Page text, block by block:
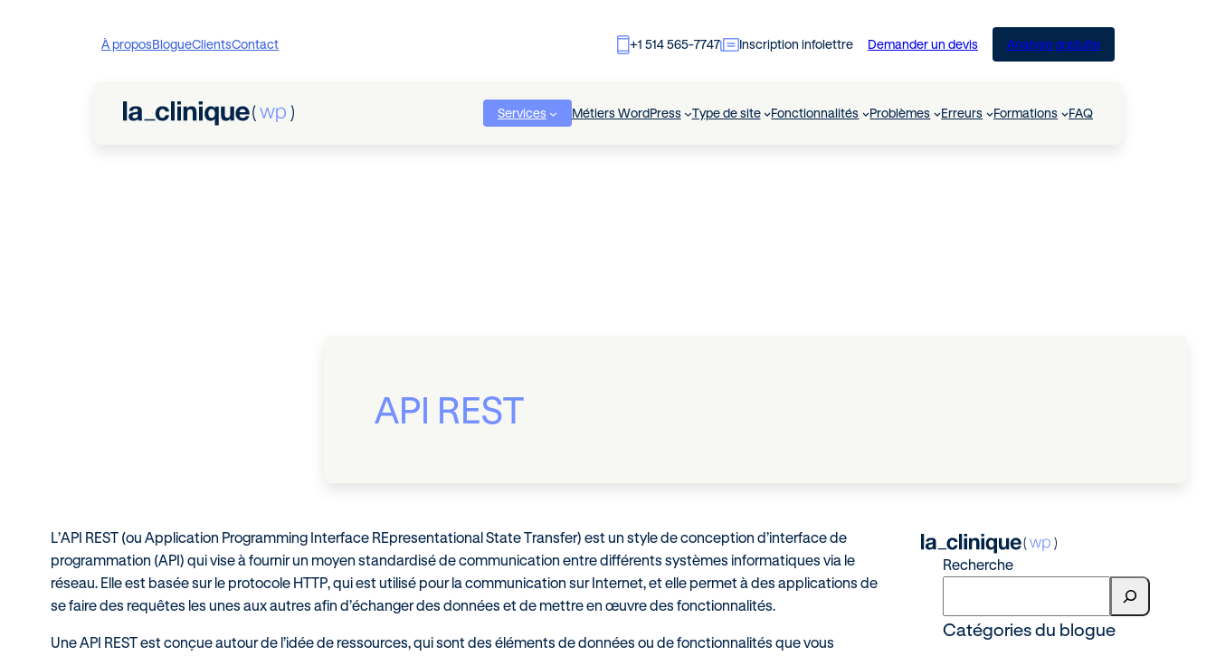
À proposBlogueClientsContact +1 514 565-7747 Inscription infolettre Demander un devis Analyse gratuite
Services Métiers WordPress Type de site Fonctionnalités Problèmes Erreurs Formations FAQ
API REST
L’API REST (ou Application Programming Interface REpresentational State Transfer) est un style de conception d’interface de
programmation (API) qui vise à fournir un moyen standardisé de communication entre différents systèmes informatiques via le
réseau. Elle est basée sur le protocole HTTP, qui est utilisé pour la communication sur Internet, et elle permet à des applications de
se faire des requêtes les unes aux autres afin d’échanger des données et de mettre en œuvre des fonctionnalités.
Une API REST est conçue autour de l’idée de ressources, qui sont des éléments de données ou de fonctionnalités que vous
Recherche
Catégories du blogue